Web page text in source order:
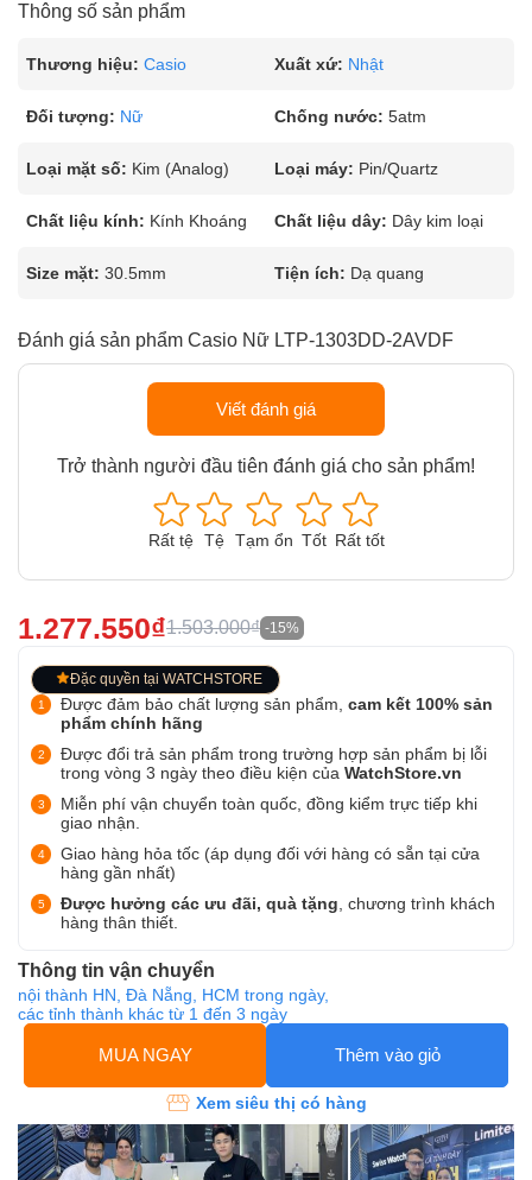
Thông số sản phẩm
Thương hiệu: Casio Xuất xứ: Nhật
Đối tượng: Nữ Chống nước: 5atm
Loại mặt số: Kim (Analog) Loại máy: Pin/Quartz
Chất liệu kính: Kính Khoáng Chất liệu dây: Dây kim loại
Size mặt: 30.5mm Tiện ích: Dạ quang
Đánh giá sản phẩm Casio Nữ LTP-1303DD-2AVDF
Viết đánh giá
Trở thành người đầu tiên đánh giá cho sản phẩm!
Rất tệ Tệ Tạm ổn Tốt Rất tốt
1.277.550₫1.503.000₫ -15%
Đặc quyền tại WATCHSTORE
Được đảm bảo chất lượng sản phẩm, cam kết 100% sản
phẩm chính hãng
Được đổi trả sản phẩm trong trường hợp sản phẩm bị lỗi
trong vòng 3 ngày theo điều kiện của WatchStore.vn
Miễn phí vận chuyển toàn quốc, đồng kiểm trực tiếp khi
giao nhận.
Giao hàng hỏa tốc (áp dụng đối với hàng có sẵn tại cửa
hàng gần nhất)
Được hưởng các ưu đãi, quà tặng , chương trình khách
hàng thân thiết.
Thông tin vận chuyển
nội thành HN, Đà Nẵng, HCM trong ngày,
các tỉnh thành khác từ 1 đến 3 ngày
MUA NGAY Thêm vào giỏ
Xem siêu thị có hàng